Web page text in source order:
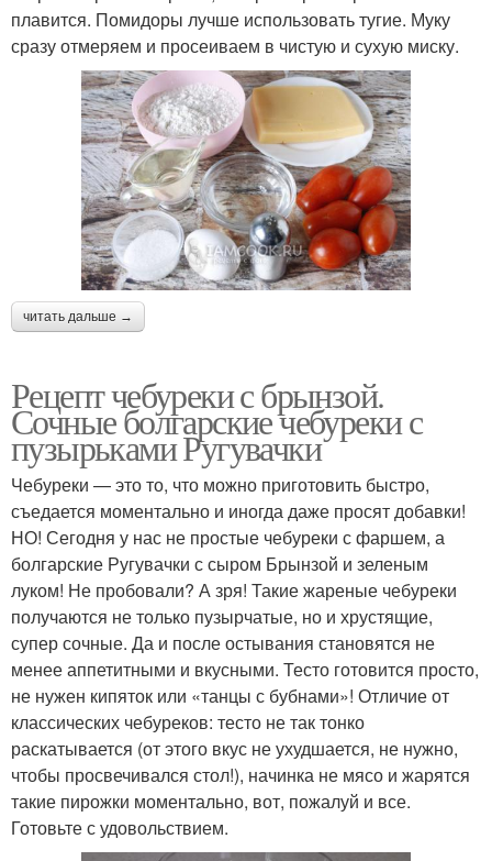
плавится. Помидоры лучше использовать тугие. Муку
сразу отмеряем и просеиваем в чистую и сухую миску.
читать дальше →
Рецепт чебуреки с брынзой.
Сочные болгарские чебуреки с
пузырьками Ругувачки
Чебуреки — это то, что можно приготовить быстро,
съедается моментально и иногда даже просят добавки!
НО! Сегодня у нас не простые чебуреки с фаршем, а
болгарские Ругувачки с сыром Брынзой и зеленым
луком! Не пробовали? А зря! Такие жареные чебуреки
получаются не только пузырчатые, но и хрустящие,
супер сочные. Да и после остывания становятся не
менее аппетитными и вкусными. Тесто готовится просто,
не нужен кипяток или «танцы с бубнами»! Отличие от
классических чебуреков: тесто не так тонко
раскатывается (от этого вкус не ухудшается, не нужно,
чтобы просвечивался стол!), начинка не мясо и жарятся
такие пирожки моментально, вот, пожалуй и все.
Готовьте с удовольствием.